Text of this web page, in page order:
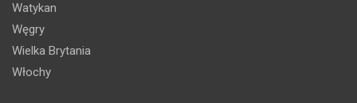
Watykan
Węgry
Wielka Brytania
Włochy